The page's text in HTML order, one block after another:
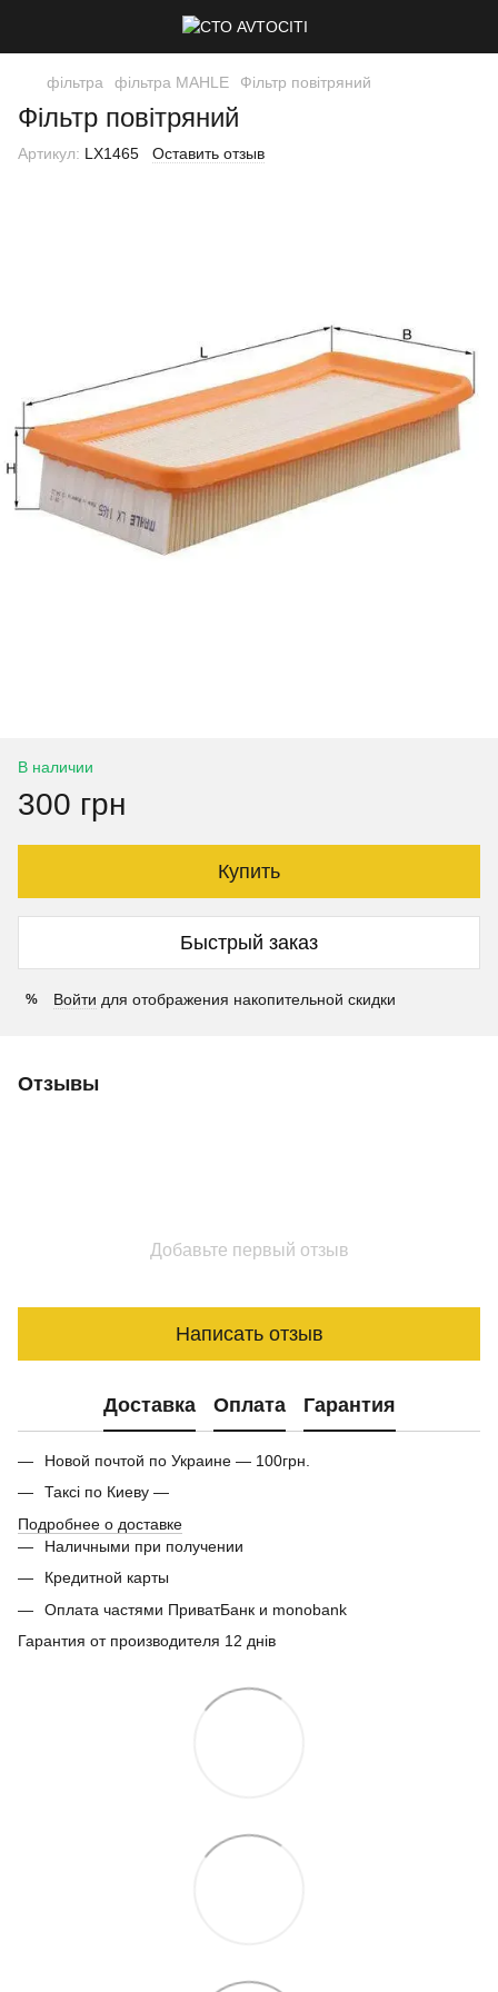
фільтра фільтра MAHLE Фільтр повітряний
Фільтр повітряний
Артикул: LX1465 Оставить отзыв
В наличии
300 грн
Купить
Быстрый заказ
% Войти для отображения накопительной скидки
Отзывы
Добавьте первый отзыв
Написать отзыв
Доставка Оплата Гарантия
Новой почтой по Украине — 100грн.
Таксі по Киеву —
Подробнее о доставке
Наличными при получении
Кредитной карты
Оплата частями ПриватБанк и monobank
Гарантия от производителя 12 днів